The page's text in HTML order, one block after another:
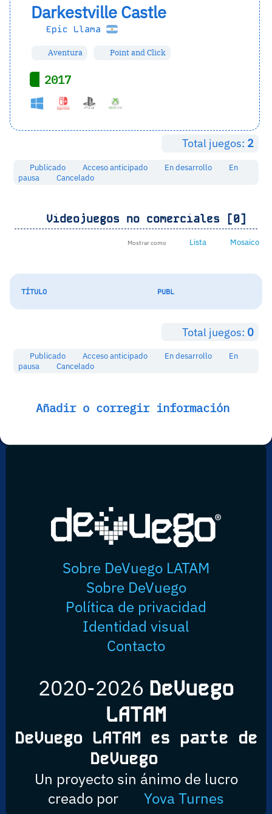
Darkestville Castle
Epic Llama
Aventura Point and Click
2017
Total juegos: 2
Publicado Acceso anticipado En desarrollo
En
pausa
Cancelado
Videojuegos no comerciales [0]
Mostrar como Lista Mosaico
TÍTULO PUBL
Total juegos: 0
Publicado Acceso anticipado En desarrollo
En
pausa
Cancelado
Añadir o corregir información
Sobre DeVuego LATAM
Sobre DeVuego
Política de privacidad
Identidad visual
Contacto
2020-2026 DeVuego
LATAM
DeVuego LATAM es parte de
DeVuego
Un proyecto sin ánimo de lucro
creado por
Yova Turnes